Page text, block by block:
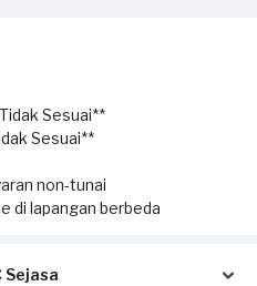
Sesuai**
Sesuai**
non-tunai
di lapangan berbeda
Sejasa